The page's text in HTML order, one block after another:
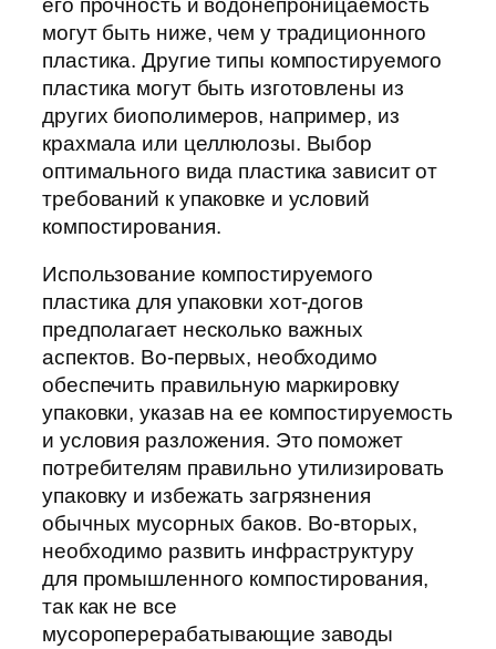
могут быть ниже, чем у традиционного
пластика. Другие типы компостируемого
пластика могут быть изготовлены из
других биополимеров, например, из
крахмала или целлюлозы. Выбор
оптимального вида пластика зависит от
требований к упаковке и условий
компостирования.
Использование компостируемого
пластика для упаковки хот-догов
предполагает несколько важных
аспектов. Во-первых, необходимо
обеспечить правильную маркировку
упаковки, указав на ее компостируемость
и условия разложения. Это поможет
потребителям правильно утилизировать
упаковку и избежать загрязнения
обычных мусорных баков. Во-вторых,
необходимо развить инфраструктуру
для промышленного компостирования,
так как не все
мусороперерабатывающие заводы